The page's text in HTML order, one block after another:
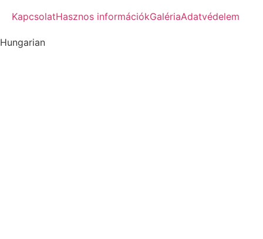
KapcsolatHasznos információkGalériaAdatvédelem
Hungarian